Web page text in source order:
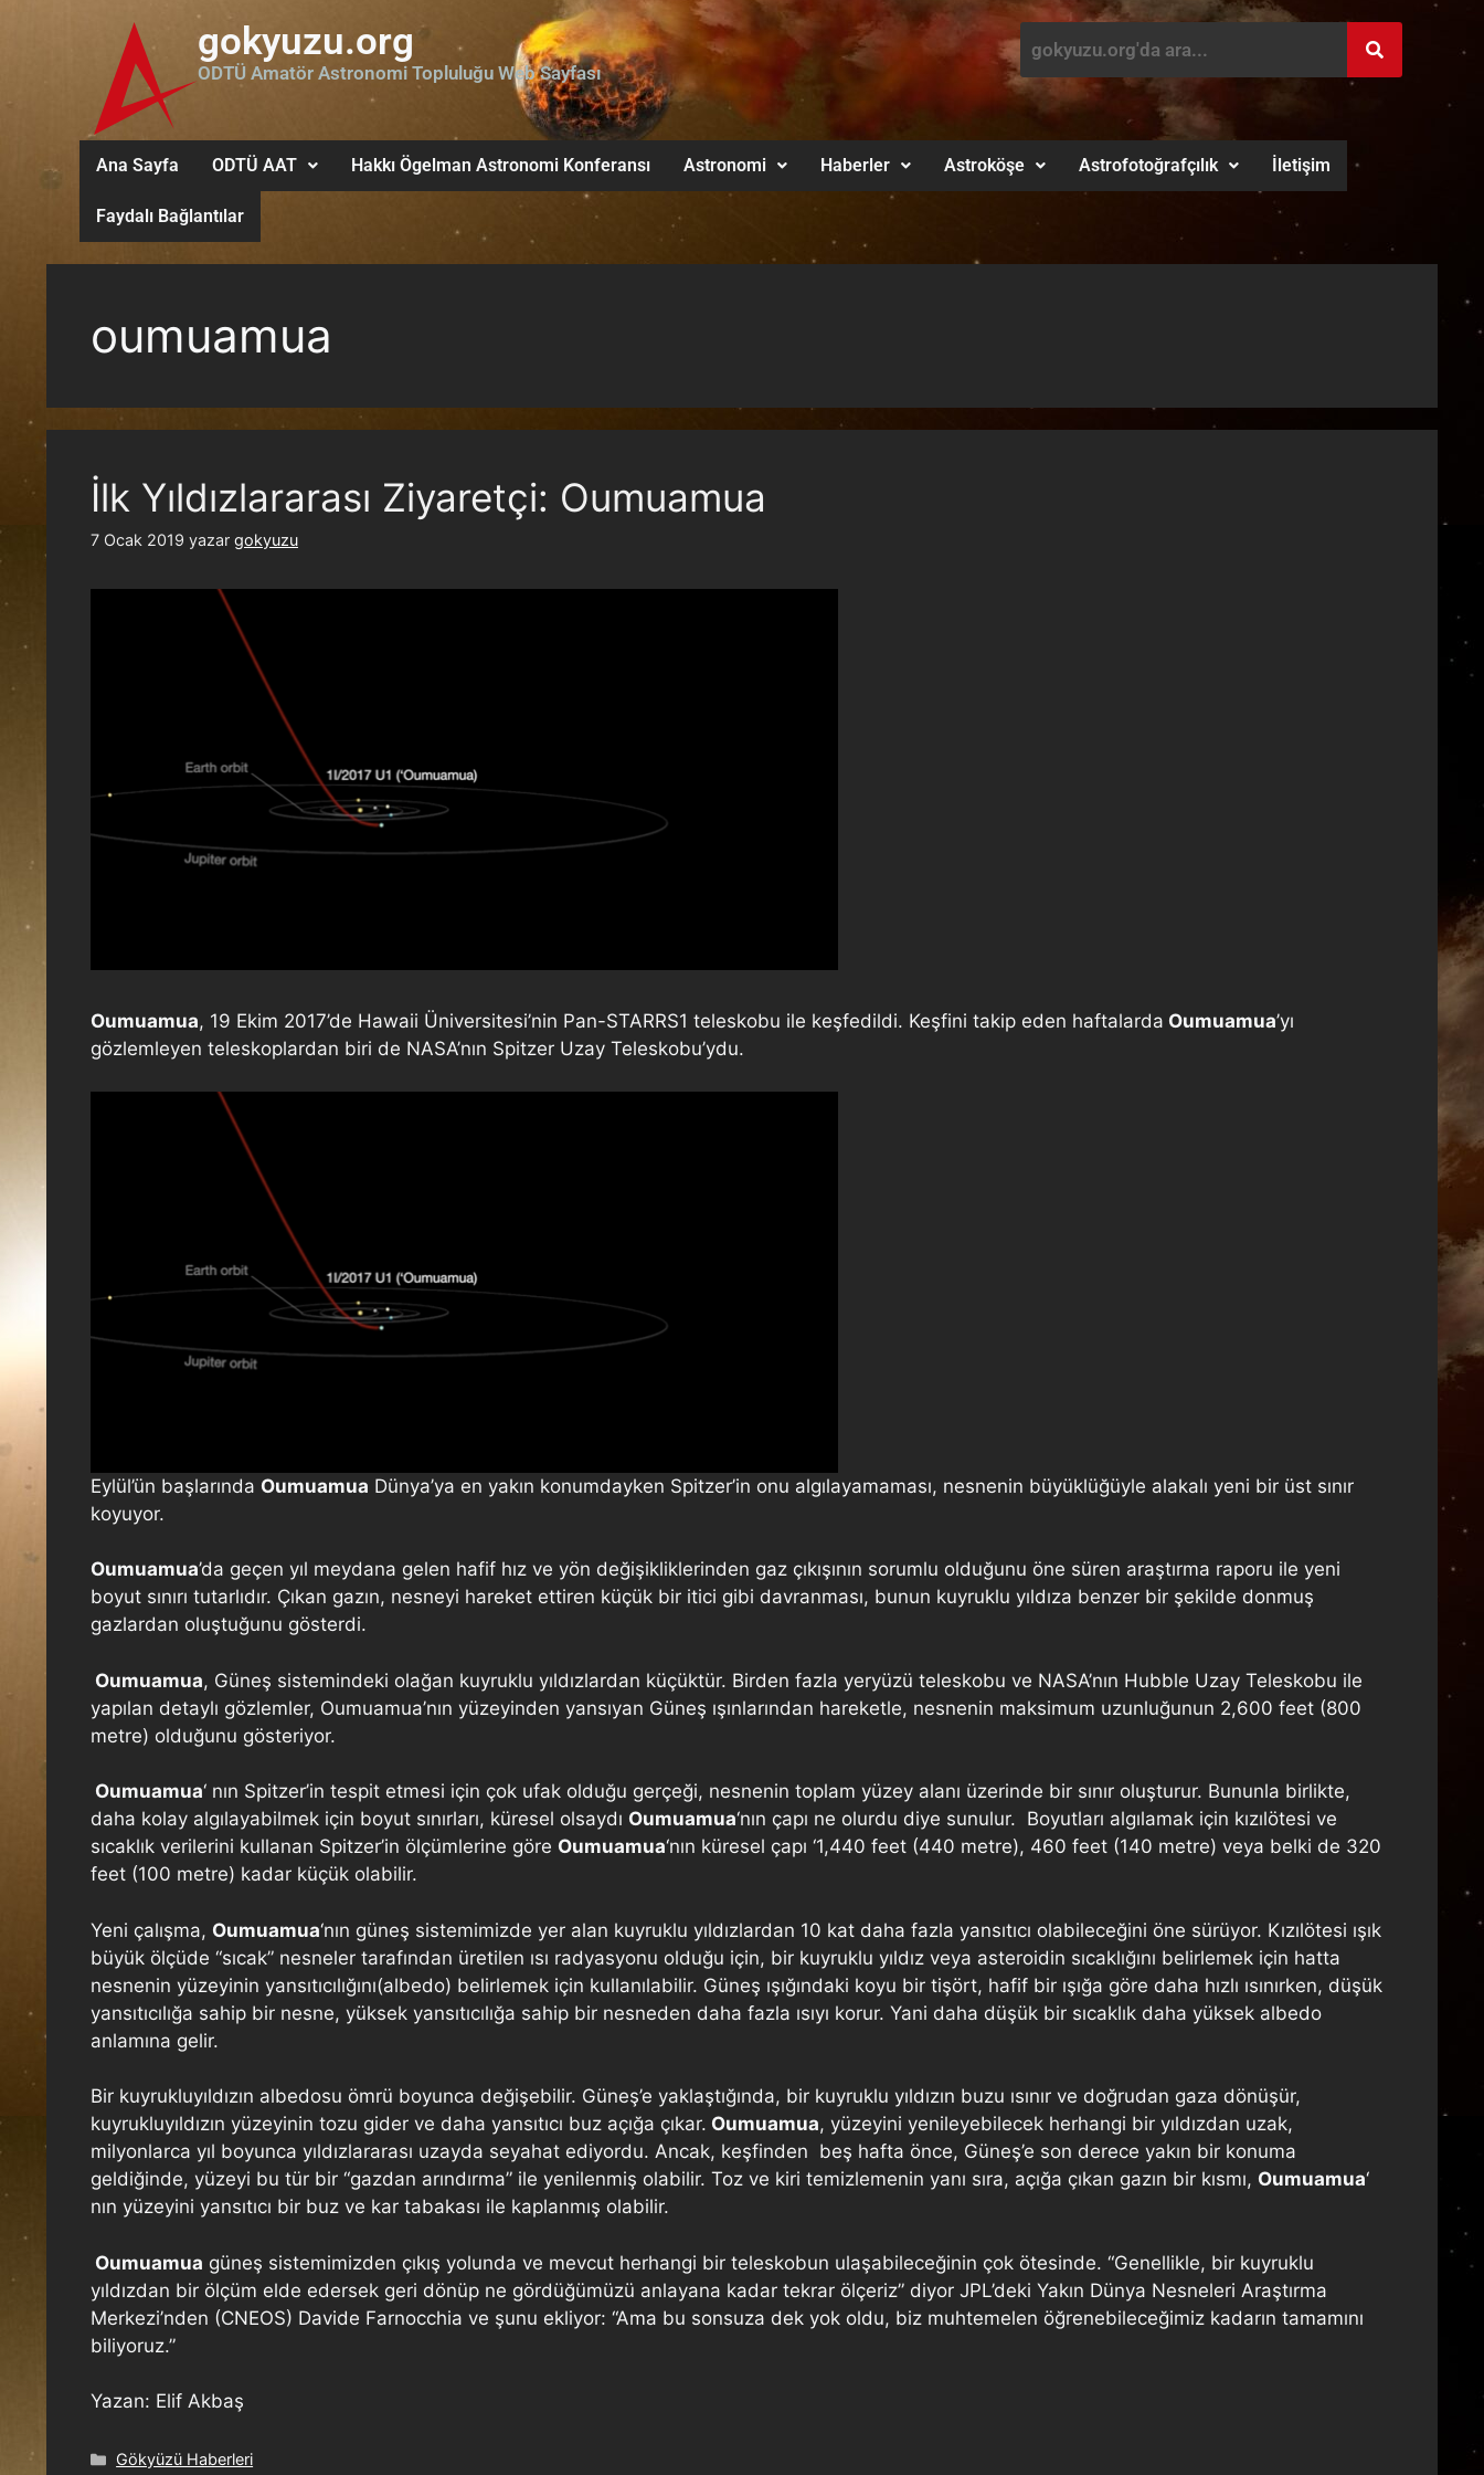
gokyuzu.org
ODTÜ Amatör Astronomi Topluluğu Web Sayfası
Ana Sayfa ODTÜ AAT Hakkı Ögelman Astronomi Konferansı Astronomi Haberler Astroköşe Astrofotoğrafçılık İletişim
Faydalı Bağlantılar
oumuamua
İlk Yıldızlararası Ziyaretçi: Oumuamua
7 Ocak 2019 yazar gokyuzu
Oumuamua, 19 Ekim 2017’de Hawaii Üniversitesi’nin Pan-STARRS1 teleskobu ile keşfedildi. Keşfini takip eden haftalarda Oumuamua’yı
gözlemleyen teleskoplardan biri de NASA’nın Spitzer Uzay Teleskobu’ydu.
Eylül’ün başlarında Oumuamua Dünya’ya en yakın konumdayken Spitzer’in onu algılayamaması, nesnenin büyüklüğüyle alakalı yeni bir üst sınır
koyuyor.
Oumuamua’da geçen yıl meydana gelen hafif hız ve yön değişikliklerinden gaz çıkışının sorumlu olduğunu öne süren araştırma raporu ile yeni
boyut sınırı tutarlıdır. Çıkan gazın, nesneyi hareket ettiren küçük bir itici gibi davranması, bunun kuyruklu yıldıza benzer bir şekilde donmuş
gazlardan oluştuğunu gösterdi.
Oumuamua, Güneş sistemindeki olağan kuyruklu yıldızlardan küçüktür. Birden fazla yeryüzü teleskobu ve NASA’nın Hubble Uzay Teleskobu ile
yapılan detaylı gözlemler, Oumuamua’nın yüzeyinden yansıyan Güneş ışınlarından hareketle, nesnenin maksimum uzunluğunun 2,600 feet (800
metre) olduğunu gösteriyor.
Oumuamua‘ nın Spitzer’in tespit etmesi için çok ufak olduğu gerçeği, nesnenin toplam yüzey alanı üzerinde bir sınır oluşturur. Bununla birlikte,
daha kolay algılayabilmek için boyut sınırları, küresel olsaydı Oumuamua‘nın çapı ne olurdu diye sunulur. Boyutları algılamak için kızılötesi ve
sıcaklık verilerini kullanan Spitzer’in ölçümlerine göre Oumuamua‘nın küresel çapı ‘1,440 feet (440 metre), 460 feet (140 metre) veya belki de 320
feet (100 metre) kadar küçük olabilir.
Yeni çalışma, Oumuamua‘nın güneş sistemimizde yer alan kuyruklu yıldızlardan 10 kat daha fazla yansıtıcı olabileceğini öne sürüyor. Kızılötesi ışık
büyük ölçüde “sıcak” nesneler tarafından üretilen ısı radyasyonu olduğu için, bir kuyruklu yıldız veya asteroidin sıcaklığını belirlemek için hatta
nesnenin yüzeyinin yansıtıcılığını(albedo) belirlemek için kullanılabilir. Güneş ışığındaki koyu bir tişört, hafif bir ışığa göre daha hızlı ısınırken, düşük
yansıtıcılığa sahip bir nesne, yüksek yansıtıcılığa sahip bir nesneden daha fazla ısıyı korur. Yani daha düşük bir sıcaklık daha yüksek albedo
anlamına gelir.
Bir kuyrukluyıldızın albedosu ömrü boyunca değişebilir. Güneş’e yaklaştığında, bir kuyruklu yıldızın buzu ısınır ve doğrudan gaza dönüşür,
kuyrukluyıldızın yüzeyinin tozu gider ve daha yansıtıcı buz açığa çıkar. Oumuamua, yüzeyini yenileyebilecek herhangi bir yıldızdan uzak,
milyonlarca yıl boyunca yıldızlararası uzayda seyahat ediyordu. Ancak, keşfinden beş hafta önce, Güneş’e son derece yakın bir konuma
geldiğinde, yüzeyi bu tür bir “gazdan arındırma” ile yenilenmiş olabilir. Toz ve kiri temizlemenin yanı sıra, açığa çıkan gazın bir kısmı, Oumuamua‘
nın yüzeyini yansıtıcı bir buz ve kar tabakası ile kaplanmış olabilir.
Oumuamua güneş sistemimizden çıkış yolunda ve mevcut herhangi bir teleskobun ulaşabileceğinin çok ötesinde. “Genellikle, bir kuyruklu
yıldızdan bir ölçüm elde edersek geri dönüp ne gördüğümüzü anlayana kadar tekrar ölçeriz” diyor JPL’deki Yakın Dünya Nesneleri Araştırma
Merkezi’nden (CNEOS) Davide Farnocchia ve şunu ekliyor: “Ama bu sonsuza dek yok oldu, biz muhtemelen öğrenebileceğimiz kadarın tamamını
biliyoruz.”
Yazan: Elif Akbaş
Gökyüzü Haberleri